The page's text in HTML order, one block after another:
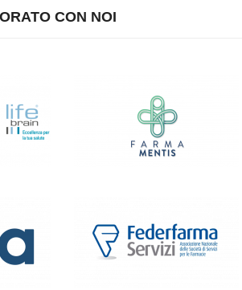
CON NOI